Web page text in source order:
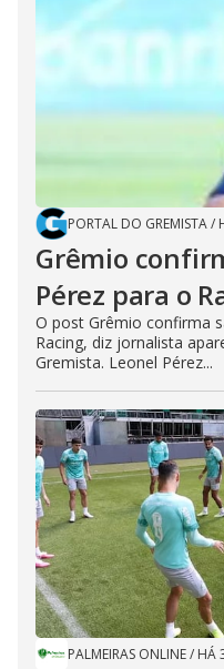
PORTAL DO GREMISTA/
Grêmio
Pérez para o
O post Grêmio confirma
Racing, diz jornalista
Gremista. Leonel Pérez...
PALMEIRAS ONLINE/ HÁ